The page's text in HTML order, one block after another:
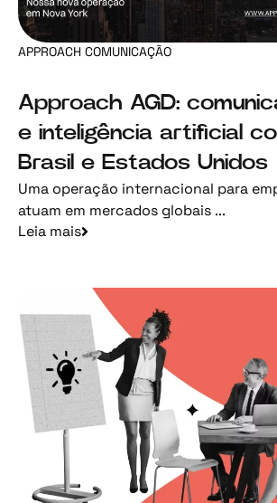
APPROACH COMUNICAÇÃO
Approach AGD:
e inteligência artificial
Brasil e Estados Unidos
Uma operação internacional para
atuam em mercados globais ...
Leia mais